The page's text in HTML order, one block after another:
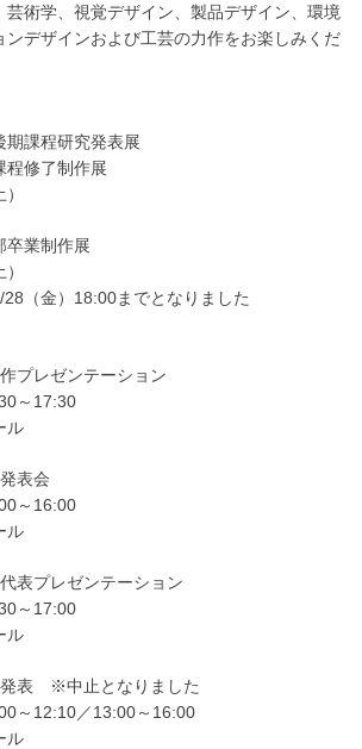
芸術学、視覚デザイン、製品デザイン、環境
ンデザインおよび工芸の力作をお楽しみくだ
期課程研究発表展
程修了制作展
）
卒業制作展
（金）18:00までとなりました
プレゼンテーション
～17:30
ル
表会
～16:00
ル
表プレゼンテーション
～17:00
ル
発表 ※中止となりました
～12:10／13:00～16:00
ル